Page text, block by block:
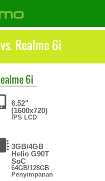
Realme 6i
6i
6.52"
(1600x720)
IPS LCD
3GB/4GB
Helio G90T
SoC
64GB/128GB
Penyimpanan